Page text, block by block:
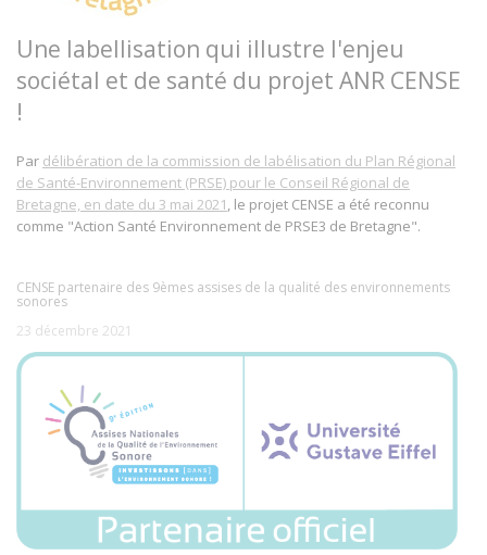
Une labellisation qui illustre l'enjeu
sociétal et de santé du projet ANR CENSE
!
Par délibération de la commission de labélisation du Plan Régional
de Santé-Environnement (PRSE) pour le Conseil Régional de
Bretagne, en date du 3 mai 2021, le projet CENSE a été reconnu
comme "Action Santé Environnement de PRSE3 de Bretagne".
CENSE partenaire des 9èmes assises de la qualité des environnements
sonores
23 décembre 2021